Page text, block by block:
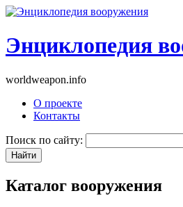
Энциклопедия
worldweapon.info
О проекте
Контакты
Поиск по сайту:
Каталог вооружения